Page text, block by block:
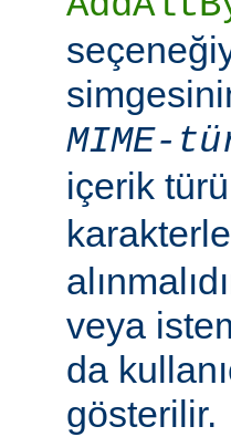
MIME-
içerik
veya
da
gösterilir.